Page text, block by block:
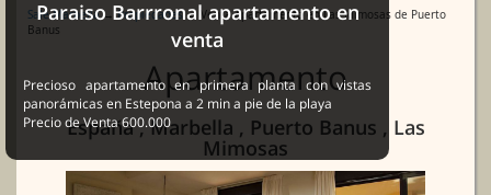
Sale Marbella→Propiedades→ Venta Apartamento en Las Mimosas de Puerto
Banus
Apartamento
España , Marbella , Puerto Banus , Las
Mimosas
Paraiso Barrronal apartamento en
venta
Precioso apartamento en primera planta con vistas
panorámicas en Estepona a 2 min a pie de la playa
Precio de Venta 600.000